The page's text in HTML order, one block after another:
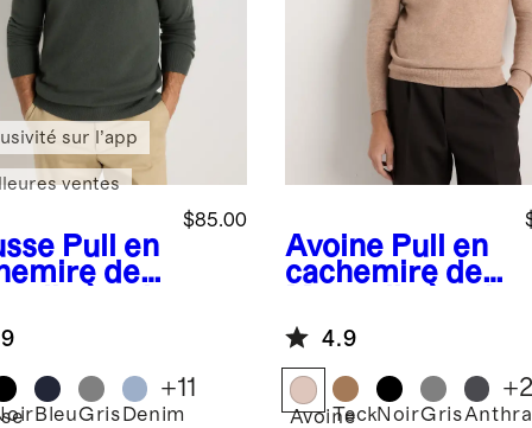
Pull en
de
$85.00
sur l’app
ventes
BleuGris Denim
+11
Avoine Pull en
cachemire de
en V
4.9
AvoineTeckNoirGris
+